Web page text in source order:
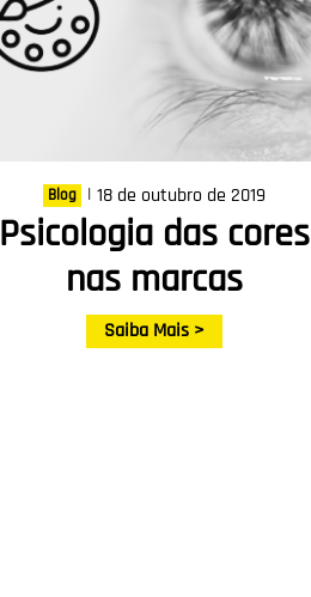
Blog | 18 de outubro de 2019
Psicologia das cores
nas marcas
Saiba Mais >